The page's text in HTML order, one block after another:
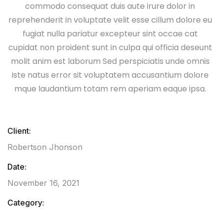
commodo consequat duis aute irure dolor in
reprehenderit in voluptate velit esse cillum dolore eu
fugiat nulla pariatur excepteur sint occae cat
cupidat non proident sunt in culpa qui officia deseunt
molit anim est laborum Sed perspiciatis unde omnis
iste natus error sit voluptatem accusantium dolore
mque laudantium totam rem aperiam eaque ipsa.
Client:
Robertson Jhonson
Date:
November 16, 2021
Category: